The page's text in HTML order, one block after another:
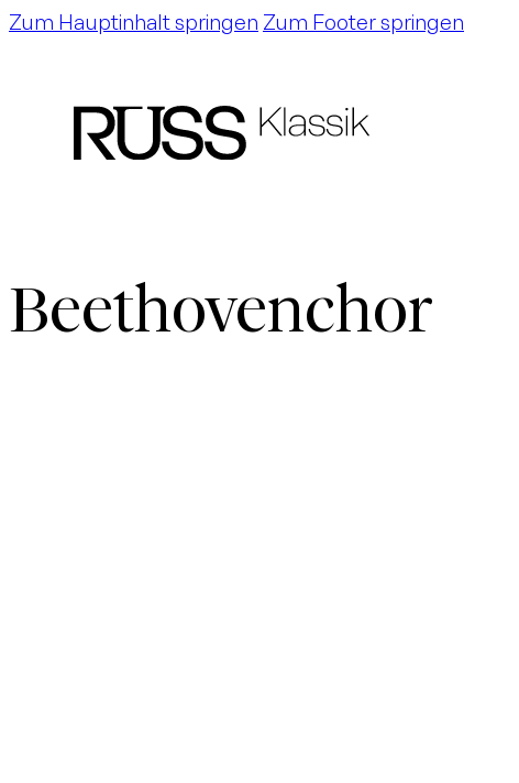
Zum Hauptinhalt springen Zum Footer springen
Beethovenchor